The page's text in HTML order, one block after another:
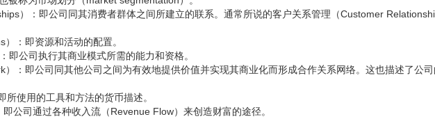
）：即公司同其消费者群体之间所建立的联系。通常所说的客户关系管理（Customer
：即资源和活动的配置。
即公司执行其商业模式所需的能力和资格。
）：即公司同其他公司之间为有效地提供价值并实现其商业化而形成合作关系网络。这也描述了公
使用的工具和方法的货币描述。
公司通过各种收入流（Revenue Flow）来创造财富的途径。